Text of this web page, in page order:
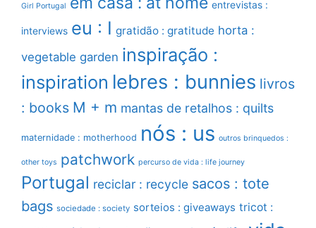
Girl Portugal entrevistas :
interviews eu : I gratidão : gratitude horta :
vegetable garden inspiração :
inspiration lebres : bunnies livros
: books M + m mantas de retalhos : quilts
maternidade : motherhood nós : us outros brinquedos :
other toys patchwork percurso de vida : life journey
Portugal reciclar : recycle sacos : tote
bags sociedade : society sorteios : giveaways tricot :